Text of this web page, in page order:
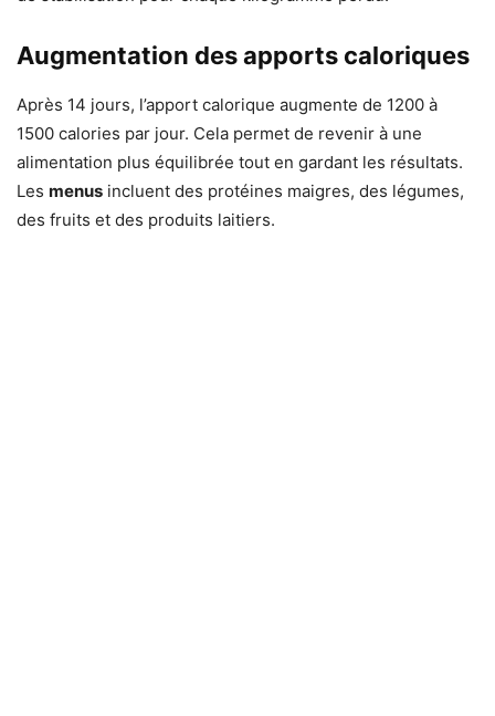
Augmentation des apports caloriques
Après 14 jours, l’apport calorique augmente de 1200 à
1500 calories par jour. Cela permet de revenir à une
alimentation plus équilibrée tout en gardant les résultats.
Les menus incluent des protéines maigres, des légumes,
des fruits et des produits laitiers.